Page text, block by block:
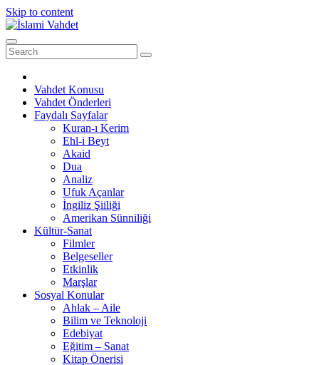
Skip to content
Vahdet Konusu
Vahdet Önderleri
Faydalı Sayfalar
Kuran-ı Kerim
Ehl-i Beyt
Akaid
Dua
Analiz
Ufuk Açanlar
İngiliz Şiiliği
Amerikan Sünniliği
Kültür-Sanat
Filmler
Belgeseller
Etkinlik
Marşlar
Sosyal Konular
Ahlak – Aile
Bilim ve Teknoloji
Edebiyat
Eğitim – Sanat
Kitap Önerisi